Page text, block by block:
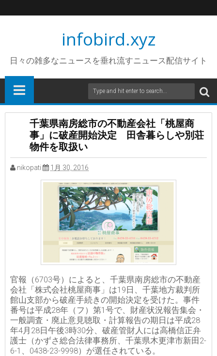
infobird.xyz
日々の雑多なニュースを垂れ流すニュース配信サイト
千葉県南房総市の不動産会社「桃屋商
事」に破産開始決定 田舎暮らしや別荘
物件を取扱い
nikopati 1月 30, 2016
官報（6703号）によると、千葉県南房総市の不動産
会社「株式会社桃屋商事」は19日、千葉地方裁判所
館山支部から破産手続きの開始決定を受けた。事件
番号は平成28年（フ）第1号で、財産状況報告集会・
一般調査・廃止意見聴取・計算報告の期日は平成28
年4月28日午後3時30分、破産管財人には高橋信正弁
護士（かずさ総合法律事務所、千葉県木更津市新田2-
6-1、0438-23-9998）が選任されている。